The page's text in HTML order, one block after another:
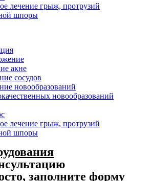
лечение грыж, протрузий
шпоры
акне
сосудов
новообразований
новообразований
лечение грыж, протрузий
шпоры
заполните форму